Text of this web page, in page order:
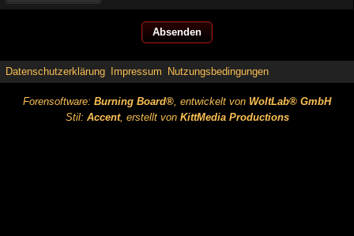
Datenschutzerklärung Impressum Nutzungsbedingungen
Forensoftware: Burning Board®, entwickelt von WoltLab® GmbH
Stil: Accent, erstellt von KittMedia Productions